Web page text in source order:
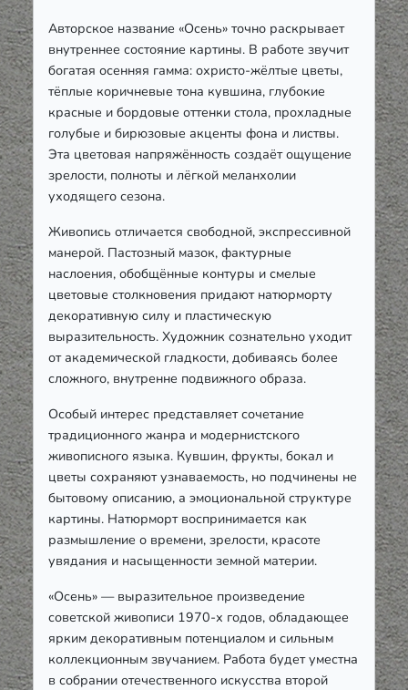
Авторское название «Осень» точно раскрывает
внутреннее состояние картины. В работе звучит
богатая осенняя гамма: охристо-жёлтые цветы,
тёплые коричневые тона кувшина, глубокие
красные и бордовые оттенки стола, прохладные
голубые и бирюзовые акценты фона и листвы.
Эта цветовая напряжённость создаёт ощущение
зрелости, полноты и лёгкой меланхолии
уходящего сезона.
Живопись отличается свободной, экспрессивной
манерой. Пастозный мазок, фактурные
наслоения, обобщённые контуры и смелые
цветовые столкновения придают натюрморту
декоративную силу и пластическую
выразительность. Художник сознательно уходит
от академической гладкости, добиваясь более
сложного, внутренне подвижного образа.
Особый интерес представляет сочетание
традиционного жанра и модернистского
живописного языка. Кувшин, фрукты, бокал и
цветы сохраняют узнаваемость, но подчинены не
бытовому описанию, а эмоциональной структуре
картины. Натюрморт воспринимается как
размышление о времени, зрелости, красоте
увядания и насыщенности земной материи.
«Осень» — выразительное произведение
советской живописи 1970-х годов, обладающее
ярким декоративным потенциалом и сильным
коллекционным звучанием. Работа будет уместна
в собрании отечественного искусства второй